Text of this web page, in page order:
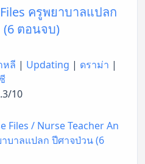
ครูพยาบาลแปลก
ตอนจบ)
หลี | Updating | ดราม่า |
10
Files / Nurse Teacher An
บาลแปลก ปีศาจป่วน (6